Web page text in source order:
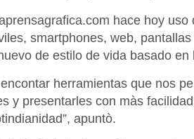
hace hoy uso
smartphones, web,
de estilo de vida basado en
herramientas que nos
y presentarles con màs
apuntò.